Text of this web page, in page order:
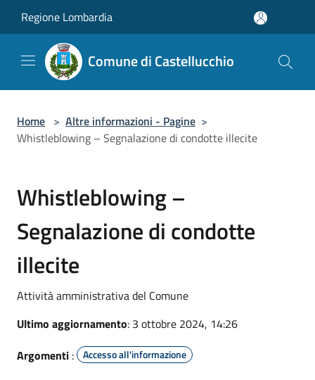
Regione Lombardia
Comune di Castellucchio
Home > Altre informazioni - Pagine >
Whistleblowing – Segnalazione di condotte illecite
Whistleblowing –
Segnalazione di condotte
illecite
Attività amministrativa del Comune
Ultimo aggiornamento: 3 ottobre 2024, 14:26
Argomenti : Accesso all'informazione